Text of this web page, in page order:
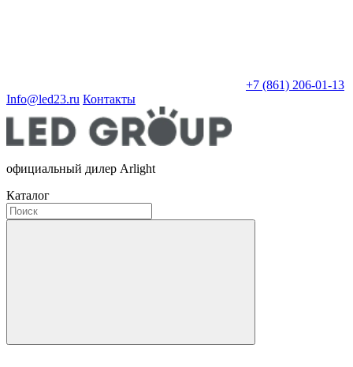
+7 (861) 206-01-13
Info@led23.ru Контакты
официальный дилер Arlight
Каталог